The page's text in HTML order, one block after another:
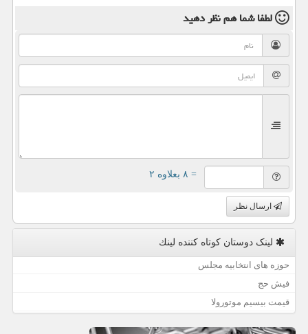
لطفا شما همنظر دهید
= ۸ بعلاوه ۲
ارسال نظر
لینک دوستان كوتاه كننده لینك
حوزه های انتخابیه مجلس
فیش حج
قیمت بیسیم موتورولا